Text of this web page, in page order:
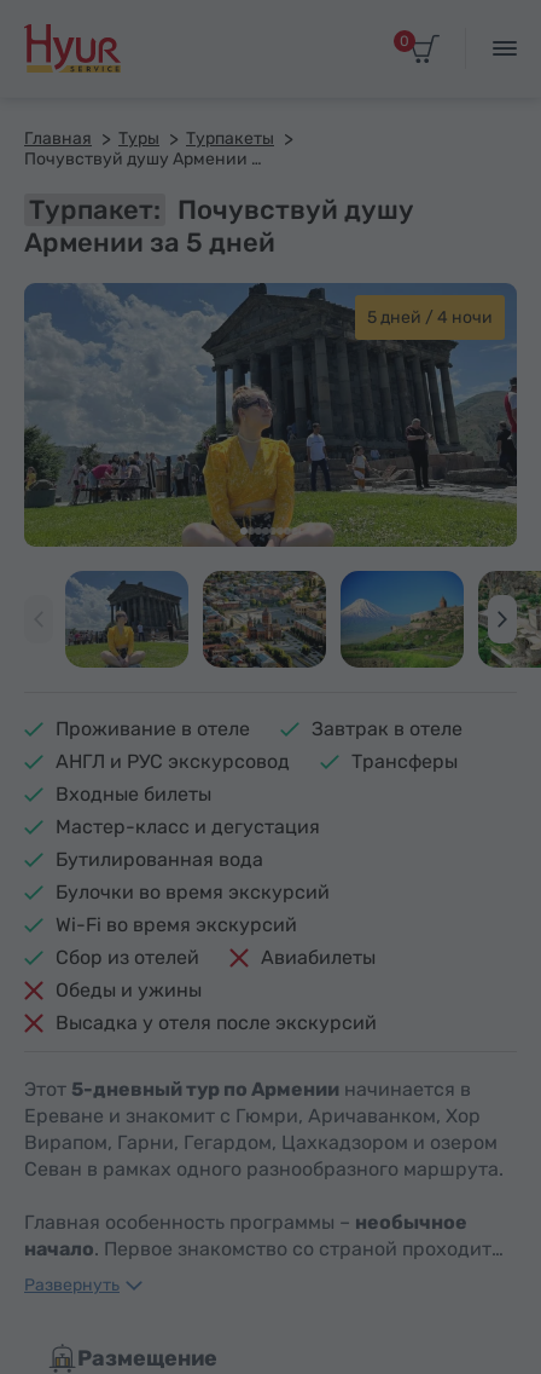
0
Главная Туры
Турпакеты
Почувствуй душу Армении за 5 дней
Турпакет:
Почувствуй душу
Армении за 5 дней
5 дней / 4 ночи
Проживание в отеле
Завтрак в отеле
АНГЛ и РУС экскурсовод
Трансферы
Входные билеты
Мастер-класс и дегустация
Бутилированная вода
Булочки во время экскурсий
Wi-Fi во время экскурсий
Сбор из отелей
Авиабилеты
Обеды и ужины
Высадка у отеля после экскурсий
Этот 5-дневный тур по Армении начинается в
Ереване и знакомит с Гюмри, Аричаванком, Хор
Вирапом, Гарни, Гегардом, Цахкадзором и озером
Севан в рамках одного разнообразного маршрута.
Главная особенность программы – необычное
начало. Первое знакомство со страной проходит…
Развернуть
Размещение